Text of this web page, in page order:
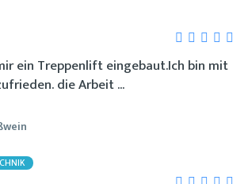
ein Treppenlift eingebaut.Ich bin mit
die Arbeit ...